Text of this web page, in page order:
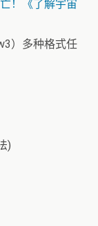
！《了解宇宙
《动力电池管
）多种格式任
)